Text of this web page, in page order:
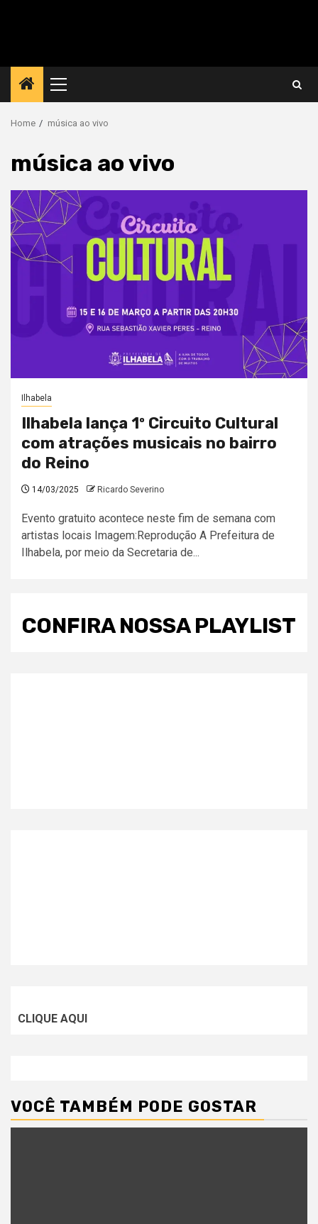
Primary
Menu
Home música ao vivo
música ao vivo
Ilhabela
Ilhabela lança 1º Circuito Cultural
com atrações musicais no bairro
do Reino
14/03/2025 Ricardo Severino
Evento gratuito acontece neste fim de semana com
artistas locais Imagem:Reprodução A Prefeitura de
Ilhabela, por meio da Secretaria de...
CONFIRA NOSSA PLAYLIST
CLIQUE AQUI
VOCÊ TAMBÉM PODE GOSTAR